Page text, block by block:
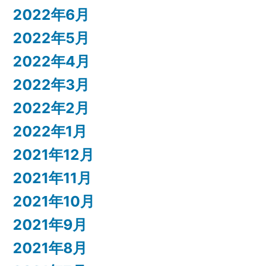
2022年6月
2022年5月
2022年4月
2022年3月
2022年2月
2022年1月
2021年12月
2021年11月
2021年10月
2021年9月
2021年8月